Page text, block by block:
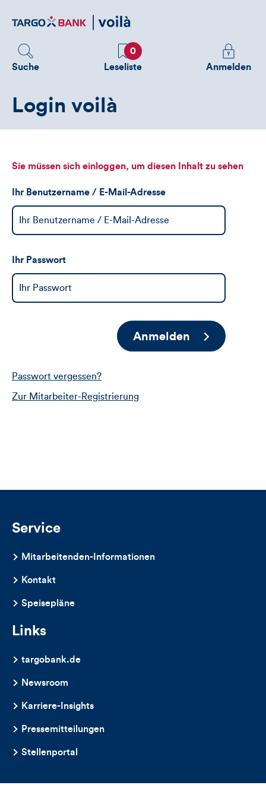
zum
Suche
Favoriten
0
Leseliste
Melden
Sie
sehen
Anmelden
Login voilà
Sie müssen sich einloggen, um diesen Inhalt zu sehen
Ihr Benutzername / E-Mail-Adresse
Ihr Passwort
Anmelden
Passwort vergessen?
Zur Mitarbeiter-Registrierung
Service
Mitarbeitenden-Informationen
Kontakt
Speisepläne
Links
targobank.de
Newsroom
Karriere-Insights
Pressemitteilungen
Stellenportal